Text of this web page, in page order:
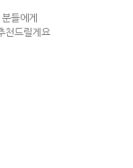
들에게
천드릴게요